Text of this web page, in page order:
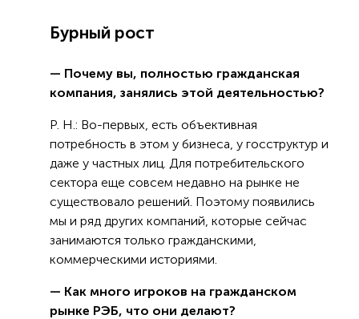
Бурный рост
— Почему вы, полностью гражданская
компания, занялись этой деятельностью?
Р. Н.: Во-первых, есть объективная
потребность в этом у бизнеса, у госструктур и
даже у частных лиц. Для потребительского
сектора еще совсем недавно на рынке не
существовало решений. Поэтому появились
мы и ряд других компаний, которые сейчас
занимаются только гражданскими,
коммерческими историями.
— Как много игроков на гражданском
рынке РЭБ, что они делают?